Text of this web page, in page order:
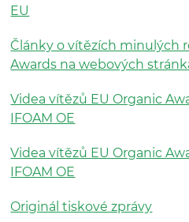
EU
Články o vítězích minulých
Awards na webových
Videa vítězů EU Organic
IFOAM OE
Videa vítězů EU Organic
IFOAM OE
Originál tiskové zprávy